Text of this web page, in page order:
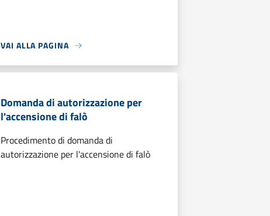
VAI ALLA PAGINA
Domanda di autorizzazione per
l'accensione di falò
Procedimento di domanda di
autorizzazione per l'accensione di falò